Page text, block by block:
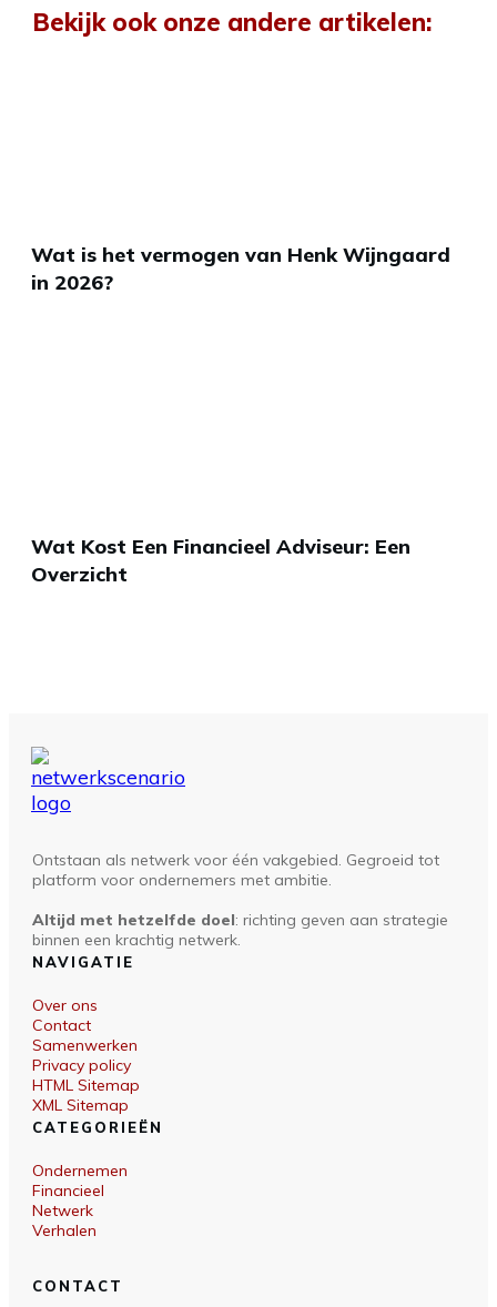
Bekijk ook onze andere artikelen:
Wat is het vermogen van Henk Wijngaard
in 2026?
Wat Kost Een Financieel Adviseur: Een
Overzicht
Ontstaan als netwerk voor één vakgebied. Gegroeid tot
platform voor ondernemers met ambitie.
Altijd met hetzelfde doel: richting geven aan strategie
binnen een krachtig netwerk.
NAVIGATIE
Over ons
Contact
Samenwerken
Privacy policy
HTML Sitemap
XML Sitemap
CATEGORIEËN
Ondernemen
Financieel
Netwerk
Verhalen
CONTACT